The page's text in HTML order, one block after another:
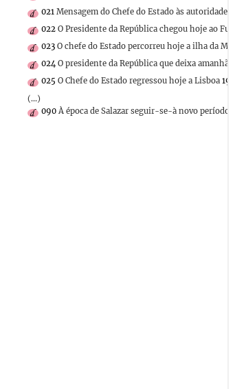
021 Mensagem do Chefe do Estado às autoridades e à
022 O Presidente da República chegou hoje ao Funchal
023 O chefe do Estado percorreu hoje a ilha da
024 O presidente da República que deixa amanhã o
025 O Chefe do Estado regressou hoje a Lisboa
(...)
090 À época de Salazar seguir-se-à novo período